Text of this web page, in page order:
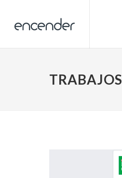
TRABAJOS